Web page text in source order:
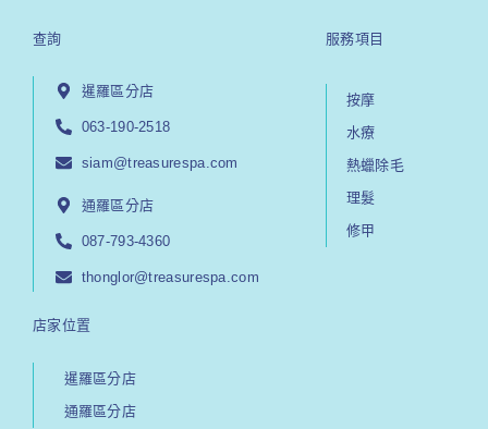
查詢
暹羅區分店
063-190-2518
siam@treasurespa.com
通羅區分店
087-793-4360
thonglor@treasurespa.com
服務項目
按摩
水療
熱蠟除毛
理髮
修甲
店家位置
暹羅區分店
通羅區分店